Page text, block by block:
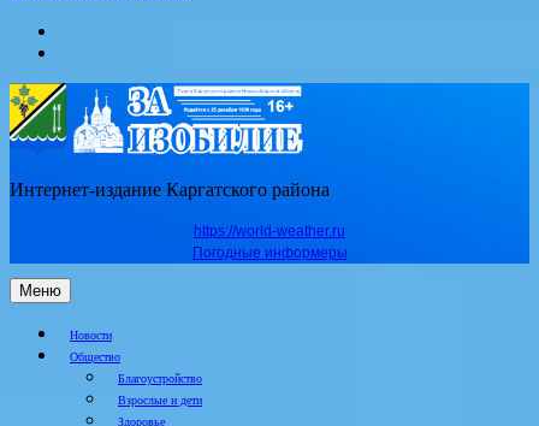
Интернет-издание Каргатского района
https://world-weather.ru
Погодные информеры
Меню
Новости
Общество
Благоустройство
Взрослые и дети
Здоровье